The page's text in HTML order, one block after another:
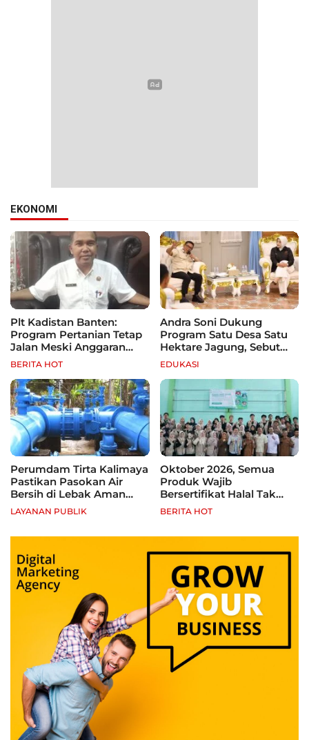
EKONOMI
Plt Kadistan Banten:
Program Pertanian Tetap
Jalan Meski Anggaran
Terbatas, Fokus Jagung
hingga Tebu
BERITA HOT
Andra Soni Dukung
Program Satu Desa Satu
Hektare Jagung, Sebut
Banten Punya Peluang
Jadi Sentra Produksi
EDUKASI
Perumdam Tirta Kalimaya
Pastikan Pasokan Air
Bersih di Lebak Aman
Selama Kemarau
LAYANAN PUBLIK
Oktober 2026, Semua
Produk Wajib
Bersertifikat Halal Tak
Kantongi Sertifikat Halal,
BERITA HOT